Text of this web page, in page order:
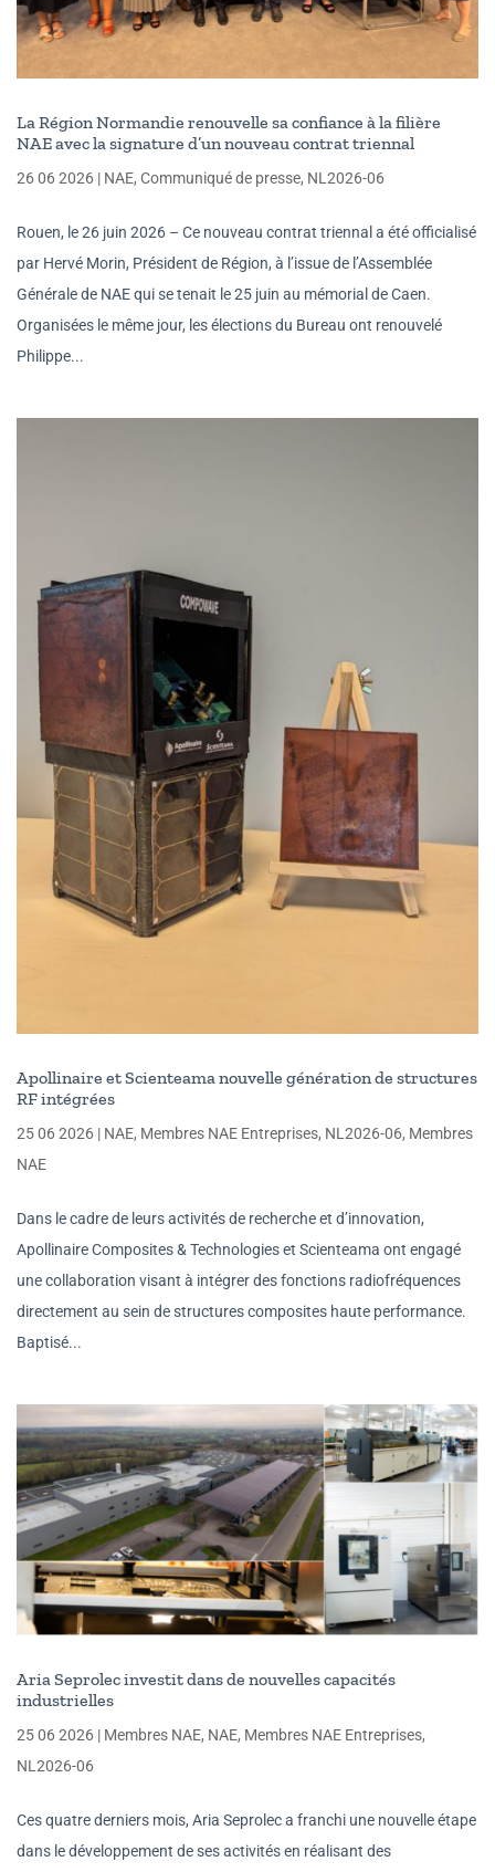
La Région Normandie renouvelle sa confiance à la filière
NAE avec la signature d’un nouveau contrat triennal
26 06 2026 | NAE, Communiqué de presse, NL2026-06
Rouen, le 26 juin 2026 – Ce nouveau contrat triennal a été officialisé
par Hervé Morin, Président de Région, à l’issue de l’Assemblée
Générale de NAE qui se tenait le 25 juin au mémorial de Caen.
Organisées le même jour, les élections du Bureau ont renouvelé
Philippe...
Apollinaire et Scienteama nouvelle génération de structures
RF intégrées
25 06 2026 | NAE, Membres NAE Entreprises, NL2026-06, Membres
NAE
Dans le cadre de leurs activités de recherche et d’innovation,
Apollinaire Composites & Technologies et Scienteama ont engagé
une collaboration visant à intégrer des fonctions radiofréquences
directement au sein de structures composites haute performance.
Baptisé...
Aria Seprolec investit dans de nouvelles capacités
industrielles
25 06 2026 | Membres NAE, NAE, Membres NAE Entreprises,
NL2026-06
Ces quatre derniers mois, Aria Seprolec a franchi une nouvelle étape
dans le développement de ses activités en réalisant des